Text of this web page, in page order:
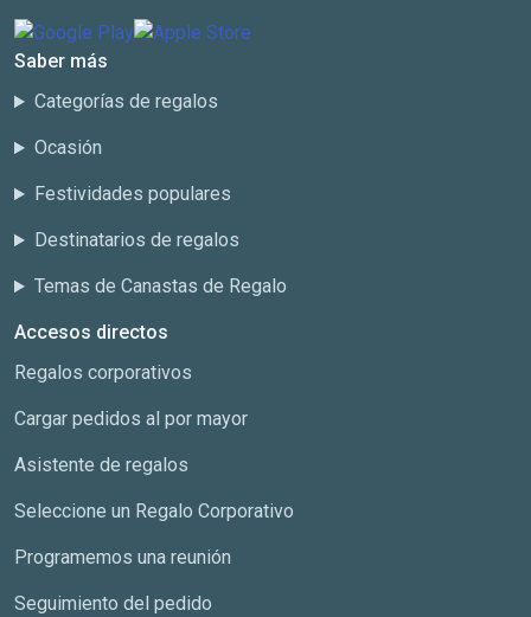
Saber más
Categorías de regalos
Ocasión
Festividades populares
Destinatarios de regalos
Temas de Canastas de Regalo
Accesos directos
Regalos corporativos
Cargar pedidos al por mayor
Asistente de regalos
Seleccione un Regalo Corporativo
Programemos una reunión
Seguimiento del pedido